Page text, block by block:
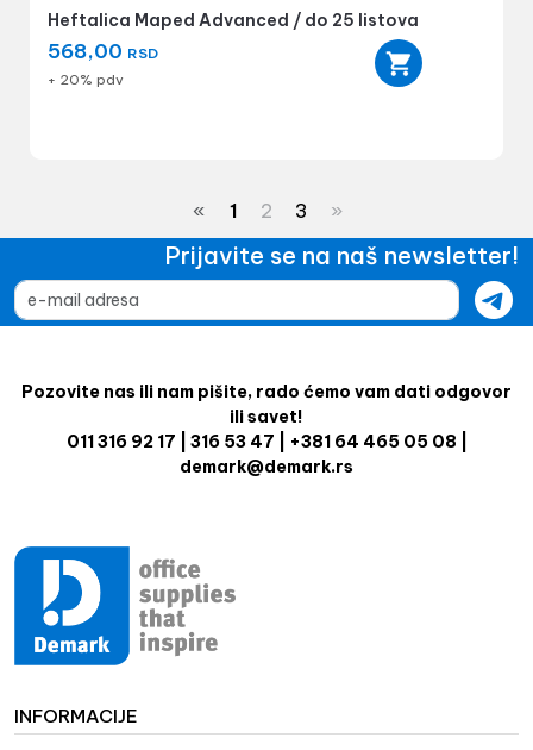
Heftalica Maped Advanced / do 25 listova
568,00 RSD
+ 20% pdv
« 1 2 3 »
Prijavite se na naš newsletter!
Pozovite nas ili nam pišite, rado ćemo vam dati odgovor
ili savet!
011 316 92 17 | 316 53 47 | +381 64 465 05 08 |
demark@demark.rs
INFORMACIJE